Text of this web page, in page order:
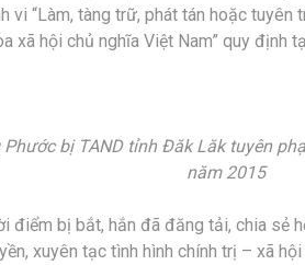
vi “Làm, tàng trữ, phát tán hoặc tuyên
xã hội chủ nghĩa Việt Nam” quy định
bị TAND tỉnh Đăk Lăk tuyên
năm 2015
điểm bị bắt, hắn đã đăng tải, chia sẻ
xuyên tạc tình hình chính trị – xã